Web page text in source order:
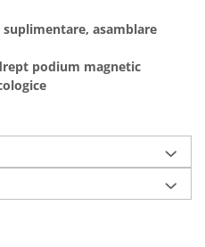
asamblare
podium magnetic